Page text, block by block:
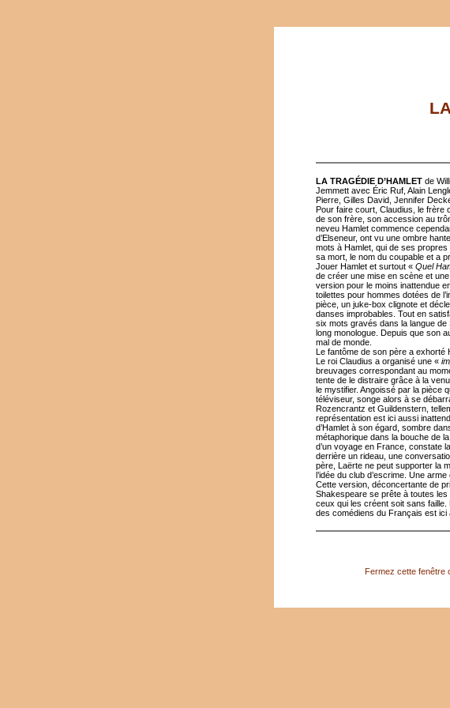
LA TRAGÉDIE D’HAMLET de
Jemmett avec Éric Ruf, Alain
Pierre, Gilles David, Jennifer
Pour faire court, Claudius, le frère
de son frère, son accession au
neveu Hamlet commence
d’Elseneur, ont vu une ombre
mots à Hamlet, qui de ses
sa mort, le nom du coupable et a
Jouer Hamlet et surtout « Quel
de créer une mise en scène et
version pour le moins inattendue
toilettes pour hommes dotées de
pièce, un juke-box clignote et
danses improbables. Tout en
six mots gravés dans la langue de
long monologue. Depuis que son
mal de monde.
Le fantôme de son père a exhorté
Le roi Claudius a organisé une «
breuvages correspondant au
tente de le distraire grâce à la
le mystifier. Angoissé par la pièce
téléviseur, songe alors à se
Rozencrantz et Guildenstern,
représentation est ici aussi
d’Hamlet à son égard, sombre
métaphorique dans la bouche de
d’un voyage en France, constate
derrière un rideau, une
père, Laërte ne peut supporter la
l’idée du club d’escrime. Une
Cette version, déconcertante de
Shakespeare se prête à toutes
ceux qui les créent soit sans faille.
des comédiens du Français est ici
Fermez cette fenêtre